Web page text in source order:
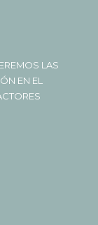
LAS
EN EL